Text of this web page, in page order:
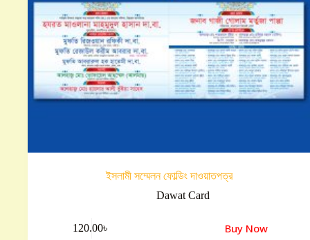
ইসলামী সম্মেলন ফোল্ডিং দাওয়াতপত্র
Dawat Card
120.00৳ Buy Now